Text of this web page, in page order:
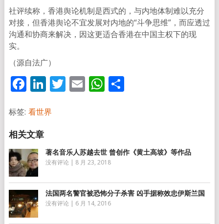
社评续称，香港舆论机制是西式的，与内地体制难以充分
对接，但香港舆论不宜发展对内地的“斗争思维”，而应透过
沟通和协商来解决，因这更适合香港在中国主权下的现
实。
（源自法广）
Facebook
LinkedIn
Twitter
EmailWhatsApp
分
标签: 看世界
著名音乐人苏越去世 曾创作《黄土高坡》等作品
没有评论 | 8 月 23, 2018
法国两名警官被恐怖分子杀害 凶手据称效忠伊斯兰国
没有评论 | 6 月 14, 2016